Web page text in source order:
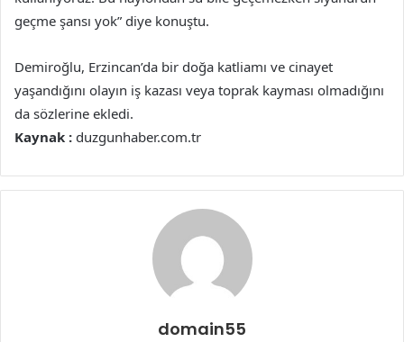
geçme şansı yok” diye konuştu.
Demiroğlu, Erzincan’da bir doğa katliamı ve cinayet
yaşandığını olayın iş kazası veya toprak kayması olmadığını
da sözlerine ekledi.
Kaynak : duzgunhaber.com.tr
domain55